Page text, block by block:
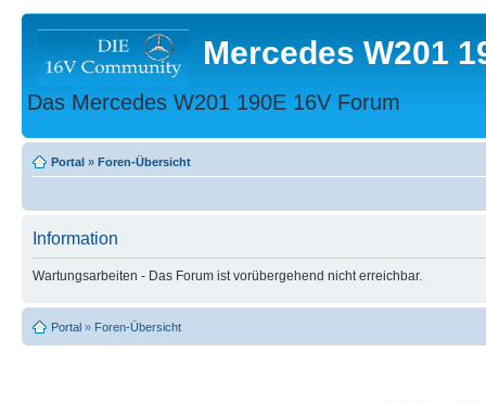
Mercedes W201
Das Mercedes W201 190E 16V Forum
Portal » Foren-Übersicht
Information
Wartungsarbeiten - Das Forum ist vorübergehend nicht erreichbar.
Portal » Foren-Übersicht